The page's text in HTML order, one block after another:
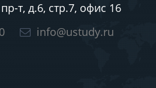
т, д.6, стр.7, офис 16
info@ustudy.ru